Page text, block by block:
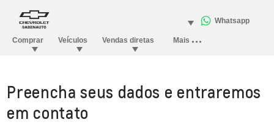
Preencha seus dados e entraremos
em contato